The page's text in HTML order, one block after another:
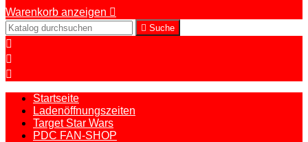
Warenkorb anzeigen 
 Suche



Startseite
Ladenöffnungszeiten
Target Star Wars
PDC FAN-SHOP